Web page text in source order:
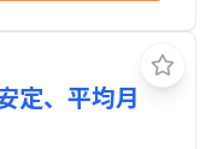
定、平均月